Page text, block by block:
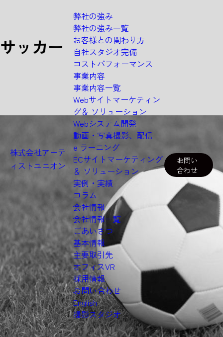
株式会社アーテ
ィストユニオン
弊社の強み
弊社の強み一覧
お客様との関わり方
自社スタジオ完備
コストパフォーマンス
事業内容
事業内容一覧
Webサイトマーケティン
グ＆ ソリューション
Webシステム開発
動画・写真撮影、配信
e ラーニング
ECサイトマーケティング
＆ ソリューション
実例・実績
コラム
会社情報
会社情報一覧
ごあいさつ
基本情報
主要取引先
オフィスVR
採用情報
お問い合わせ
English
撮影スタジオ
お問い
合わせ
サッカー